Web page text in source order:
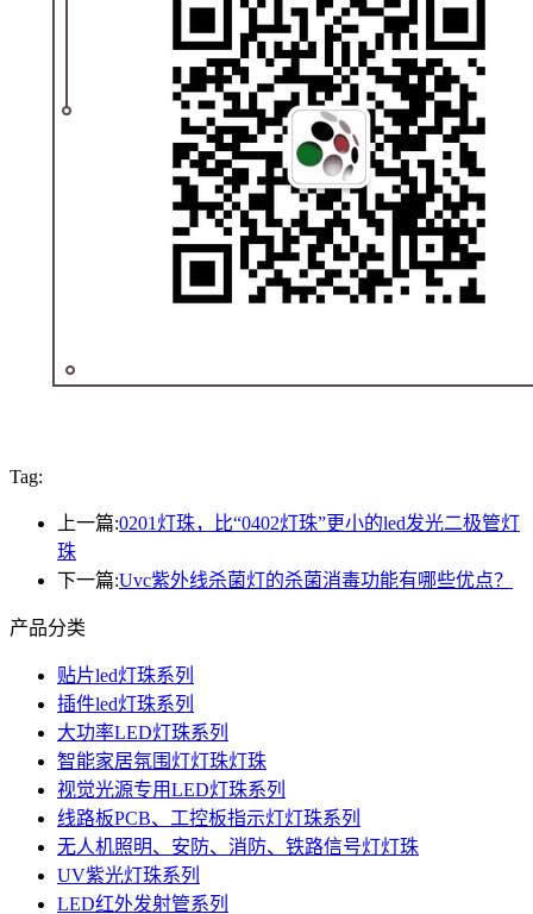
Tag:
上一篇:0201灯珠，比“0402灯珠”更小的led发光二极管灯
珠
下一篇:Uvc紫外线杀菌灯的杀菌消毒功能有哪些优点？
产品分类
贴片led灯珠系列
插件led灯珠系列
大功率LED灯珠系列
智能家居氛围灯灯珠灯珠
视觉光源专用LED灯珠系列
线路板PCB、工控板指示灯灯珠系列
无人机照明、安防、消防、铁路信号灯灯珠
UV紫光灯珠系列
LED红外发射管系列